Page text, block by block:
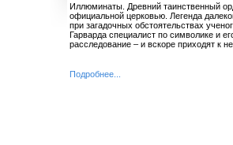
Иллюминаты. Древний таинственный
официальной церковью. Легенда
при загадочных обстоятельствах
Гарварда специалист по символике и
расследование – и вскоре приходят к
Подробнее...